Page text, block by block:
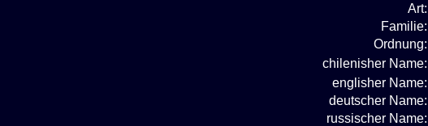
Art:
Familie:
Ordnung:
chilenisher Name:
englisher Name:
deutscher Name:
russischer Name: